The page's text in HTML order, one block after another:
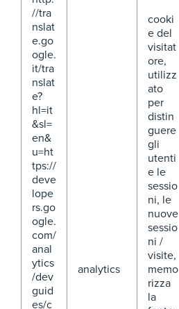
//tra
nslat
e.go
ogle.
it/tra
nslat
e?
hl=it
&sl=
en&
u=ht
tps://
deve
lope
rs.go
ogle.
com/
anal
ytics
/dev
guid
es/c
analytics
cooki
e del
visitat
ore,
utilizz
ato
per
distin
guere
gli
utenti
e le
sessio
ni, le
nuove
sessio
ni /
visite,
memo
rizza
la